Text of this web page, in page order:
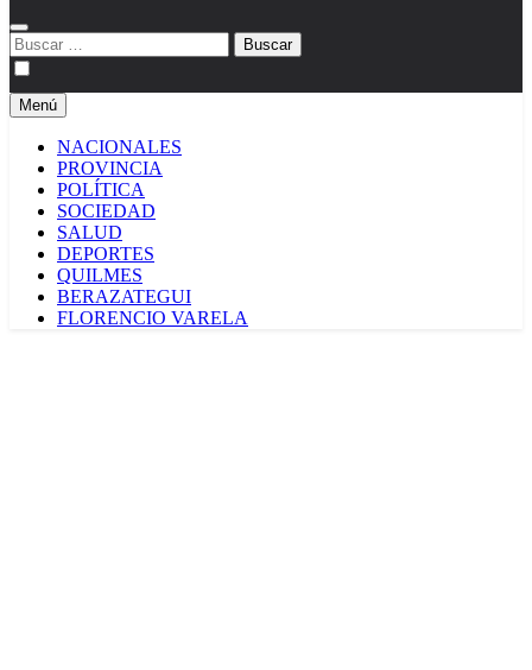
Buscar:
Menú
NACIONALES
PROVINCIA
POLÍTICA
SOCIEDAD
SALUD
DEPORTES
QUILMES
BERAZATEGUI
FLORENCIO VARELA